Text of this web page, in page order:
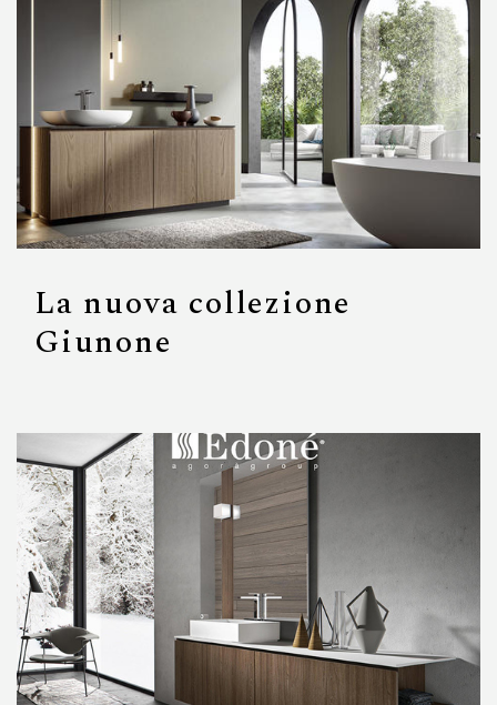
La nuova collezione
Giunone